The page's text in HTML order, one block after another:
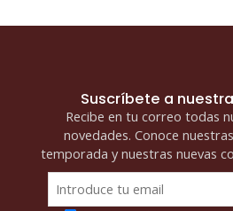
Suscríbete a
Recibe en tu correo todas
novedades. Conoce
temporada y nuestras nuevas